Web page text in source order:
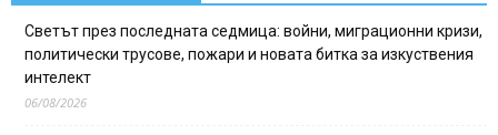
Светът през последната седмица: войни, миграционни кризи,
политически трусове, пожари и новата битка за изкуствения
интелект
06/08/2026